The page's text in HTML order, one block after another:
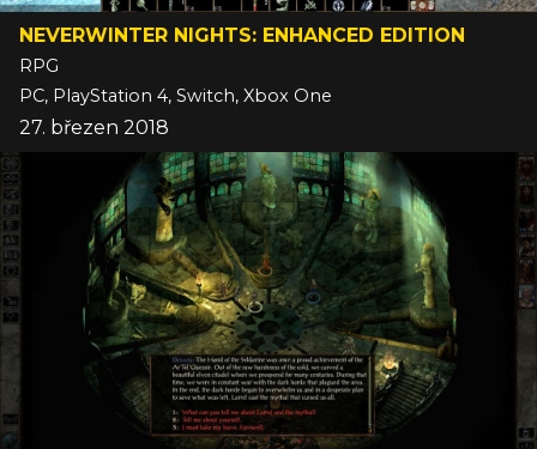
NEVERWINTER NIGHTS: ENHANCED EDITION
RPG
PC, PlayStation 4, Switch, Xbox One
27. březen 2018